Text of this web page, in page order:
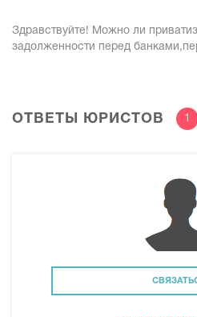
Здравствуйте! Можно ли
задолженности перед
ОТВЕТЫ ЮРИСТОВ 1